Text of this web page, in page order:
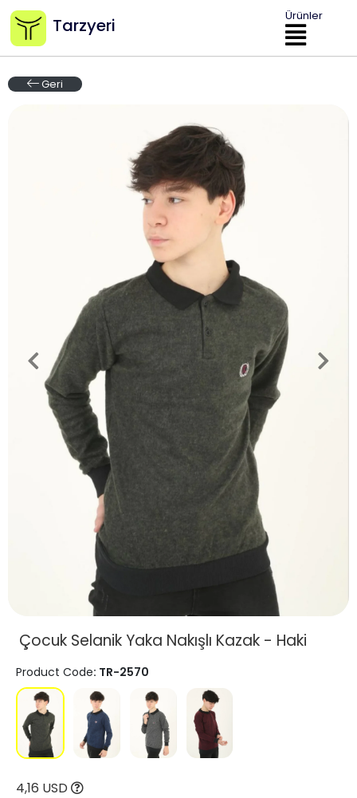
Tarzyeri Ürünler
Geri
Çocuk Selanik Yaka Nakışlı Kazak - Haki
Product Code: TR-2570
4,16 USD